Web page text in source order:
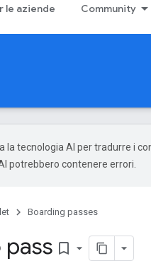
le aziende Community
la tecnologia AI per tradurre i
potrebbero contenere errori.
Boarding passes
bookmark_border